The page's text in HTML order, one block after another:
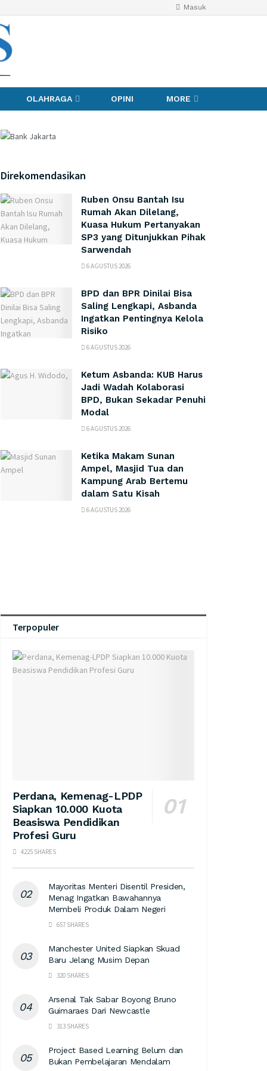
Masuk
OLAHRAGA OPINI MORE
Direkomendasikan
Ruben Onsu Bantah Isu
Rumah Akan Dilelang,
Kuasa Hukum Pertanyakan
SP3 yang Ditunjukkan Pihak
Sarwendah
6 AGUSTUS 2026
BPD dan BPR Dinilai Bisa
Saling Lengkapi, Asbanda
Ingatkan Pentingnya Kelola
Risiko
6 AGUSTUS 2026
Ketum Asbanda: KUB Harus
Jadi Wadah Kolaborasi
BPD, Bukan Sekadar Penuhi
Modal
6 AGUSTUS 2026
Ketika Makam Sunan
Ampel, Masjid Tua dan
Kampung Arab Bertemu
dalam Satu Kisah
6 AGUSTUS 2026
Terpopuler
Perdana, Kemenag-LPDP
Siapkan 10.000 Kuota
Beasiswa Pendidikan
Profesi Guru
4225 SHARES
Mayoritas Menteri Disentil Presiden,
Menag Ingatkan Bawahannya
Membeli Produk Dalam Negeri
657 SHARES
Manchester United Siapkan Skuad
Baru Jelang Musim Depan
320 SHARES
Arsenal Tak Sabar Boyong Bruno
Guimaraes Dari Newcastle
313 SHARES
Project Based Learning Belum dan
Bukan Pembelajaran Mendalam